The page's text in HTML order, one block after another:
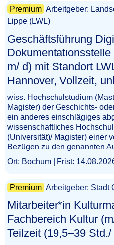
Premium Arbeitgeber:
Lippe (LWL)
Geschäftsführung
m/ d) mit Standort
Hannover, Vollzeit,
wiss. Hochschulstudium
Magister) der Geschichts-
ein anderes einschlägiges
wissenschaftliches
(Universität)/ Magister) einer
Bezügen zu den genannten
Ort: Bochum | Frist:
Premium Arbeitgeber: Stadt
Mitarbeiter*in
Fachbereich Kultur
Teilzeit (19,5–39